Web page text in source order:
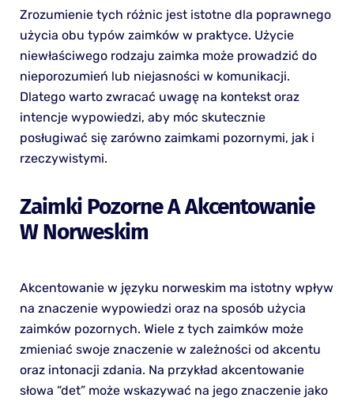
Zrozumienie tych różnic jest istotne dla poprawnego
użycia obu typów zaimków w praktyce. Użycie
niewłaściwego rodzaju zaimka może prowadzić do
nieporozumień lub niejasności w komunikacji.
Dlatego warto zwracać uwagę na kontekst oraz
intencje wypowiedzi, aby móc skutecznie
posługiwać się zarówno zaimkami pozornymi, jak i
rzeczywistymi.
Zaimki Pozorne A Akcentowanie
W Norweskim
Akcentowanie w języku norweskim ma istotny wpływ
na znaczenie wypowiedzi oraz na sposób użycia
zaimków pozornych. Wiele z tych zaimków może
zmieniać swoje znaczenie w zależności od akcentu
oraz intonacji zdania. Na przykład akcentowanie
słowa “det” może wskazywać na jego znaczenie jako